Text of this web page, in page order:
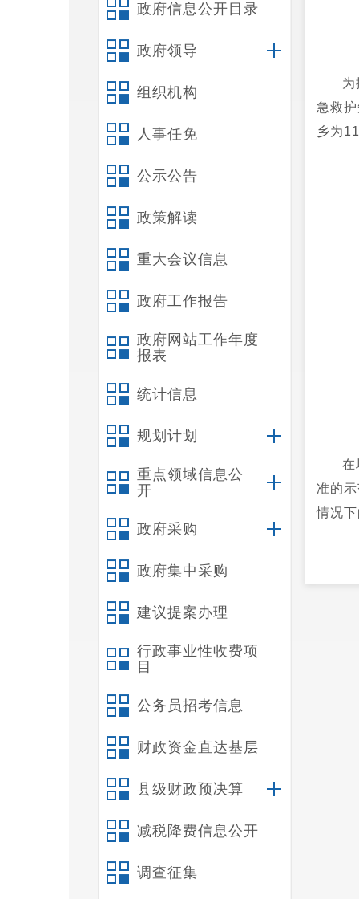
政府信息公开目录
政府领导
组织机构
人事任免
公示公告
政策解读
重大会议信息
政府工作报告
政府网站工作年度
报表
统计信息
规划计划
重点领域信息公
开
政府采购
政府集中采购
建议提案办理
行政事业性收费项
目
公务员招考信息
财政资金直达基层
县级财政预决算
减税降费信息公开
调查征集
为
急救
乡为
在
准的
情况